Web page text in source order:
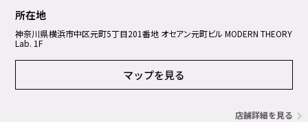
所在地
神奈川県横浜市中区元町5丁⽬201番地 オセアン元町ビル MODERN THEORY
Lab. 1F
マップを見る
店舗詳細を見る